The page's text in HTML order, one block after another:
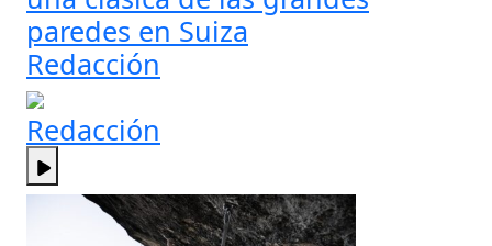
paredes en Suiza
Redacción
Redacción